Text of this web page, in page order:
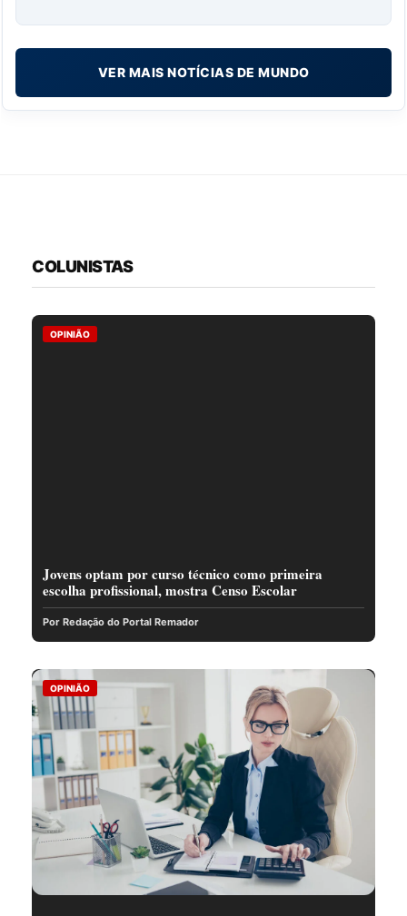
VER MAIS NOTÍCIAS DE MUNDO
COLUNISTAS
OPINIÃO
Jovens optam por curso técnico como primeira
escolha profissional, mostra Censo Escolar
Por Redação do Portal Remador
OPINIÃO